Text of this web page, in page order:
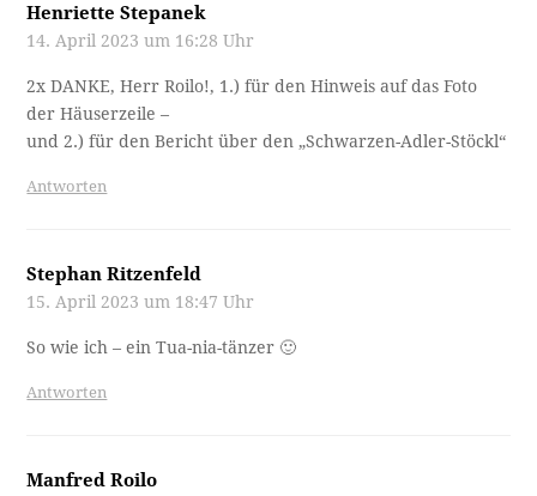
Henriette Stepanek
14. April 2023 um 16:28 Uhr
2x DANKE, Herr Roilo!, 1.) für den Hinweis auf das Foto
der Häuserzeile –
und 2.) für den Bericht über den „Schwarzen-Adler-Stöckl“
Antworten
Stephan Ritzenfeld
15. April 2023 um 18:47 Uhr
So wie ich – ein Tua-nia-tänzer 🙂
Antworten
Manfred Roilo